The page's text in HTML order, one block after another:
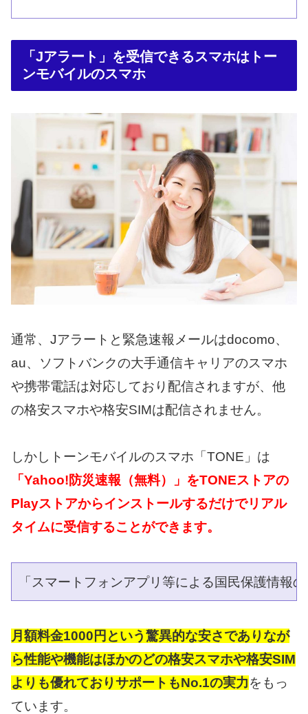
「Jアラート」を受信できるスマホはトー
ンモバイルのスマホ
通常、Jアラートと緊急速報メールはdocomo、
au、ソフトバンクの大手通信キャリアのスマホ
や携帯電話は対応しており配信されますが、他
の格安スマホや格安SIMは配信されません。
しかしトーンモバイルのスマホ「TONE」は
「Yahoo!防災速報（無料）」をTONEストアの
Playストアからインストールするだけでリアル
タイムに受信することができます。
「スマートフォンアプリ等による国民保護情報
月額料金1000円という驚異的な安さでありなが
ら性能や機能はほかのどの格安スマホや格安SIM
よりも優れておりサポートもNo.1の実力をもっ
ています。